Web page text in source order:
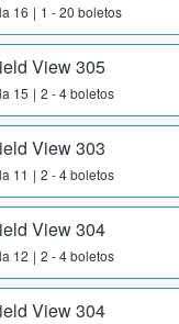
16 1 - 20 boletos
View 305
15 2 - 4 boletos
View 303
11 2 - 4 boletos
View 304
12 2 - 4 boletos
View 304